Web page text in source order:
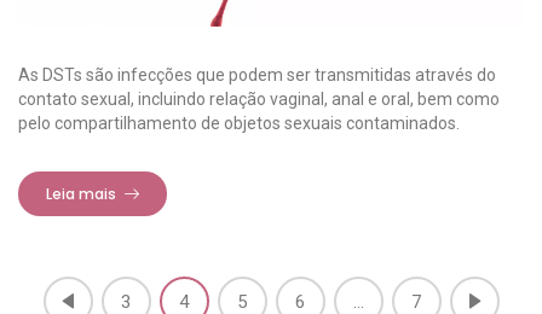
As DSTs são infecções que podem ser transmitidas através do
contato sexual, incluindo relação vaginal, anal e oral, bem como
pelo compartilhamento de objetos sexuais contaminados.
Leia mais
3 4 5 6 7